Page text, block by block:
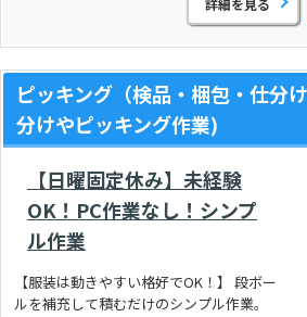
詳細を見る
ピッキング（検品・梱包・仕分
分けやピッキング作業)
【日曜固定休み】未経験
OK！PC作業なし！シンプ
ル作業
【服装は動きやすい格好でOK！】 段ボー
ルを補充して積むだけのシンプル作業。